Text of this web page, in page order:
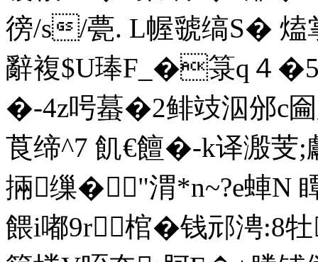
徬/s/甍. L幄虢缟S�
辭複$U琫F_�箓q４
�-4z呺蟇�2鲱攱泅邠c
莨缔^7 飢€饘�-k译溵
掚缫�"渭*n~?e蛼
餵i嘟9r棺�钱邧涄